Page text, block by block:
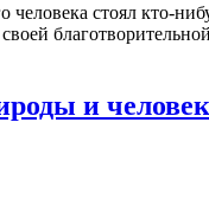
стоял кто-
и